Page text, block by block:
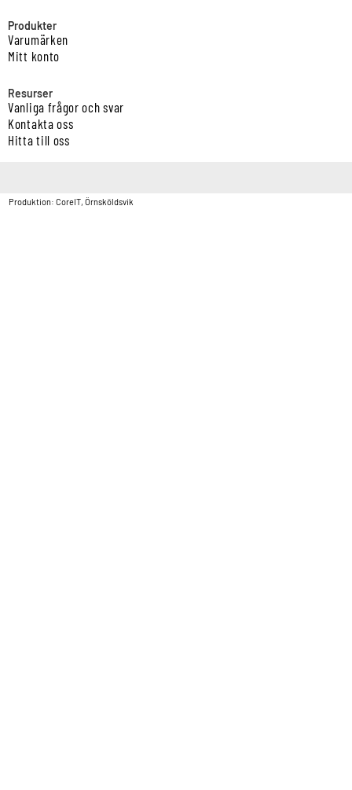
Produkter
Varumärken
Mitt konto
Resurser
Vanliga frågor och svar
Kontakta oss
Hitta till oss
Produktion: CoreIT, Örnsköldsvik